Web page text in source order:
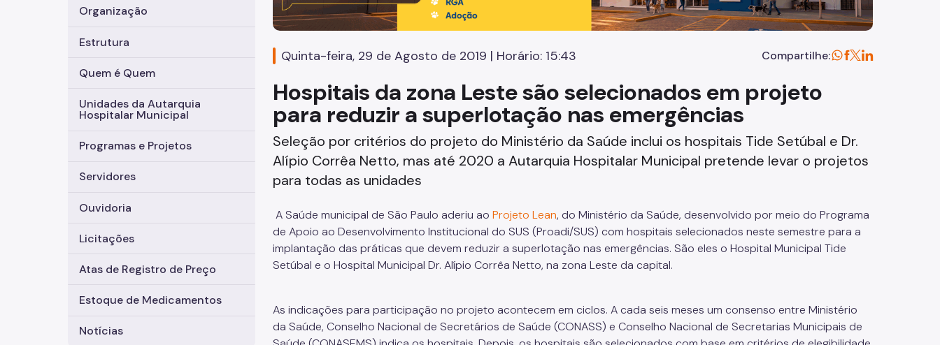
Organização
Estrutura
Quem é Quem
Unidades da Autarquia
Hospitalar Municipal
Programas e Projetos
Servidores
Ouvidoria
Licitações
Atas de Registro de Preço
Estoque de Medicamentos
Notícias
Quinta-feira, 29 de Agosto de 2019 | Horário: 15:43 Compartilhe:
Hospitais da zona Leste são selecionados em projeto
para reduzir a superlotação nas emergências
Seleção por critérios do projeto do Ministério da Saúde inclui os hospitais Tide Setúbal e Dr.
Alípio Corrêa Netto, mas até 2020 a Autarquia Hospitalar Municipal pretende levar o projetos
para todas as unidades
A Saúde municipal de São Paulo aderiu ao Projeto Lean, do Ministério da Saúde, desenvolvido por meio do Programa
de Apoio ao Desenvolvimento Institucional do SUS (Proadi/SUS) com hospitais selecionados neste semestre para a
implantação das práticas que devem reduzir a superlotação nas emergências. São eles o Hospital Municipal Tide
Setúbal e o Hospital Municipal Dr. Alípio Corrêa Netto, na zona Leste da capital.
As indicações para participação no projeto acontecem em ciclos. A cada seis meses um consenso entre Ministério
da Saúde, Conselho Nacional de Secretários de Saúde (CONASS) e Conselho Nacional de Secretarias Municipais de